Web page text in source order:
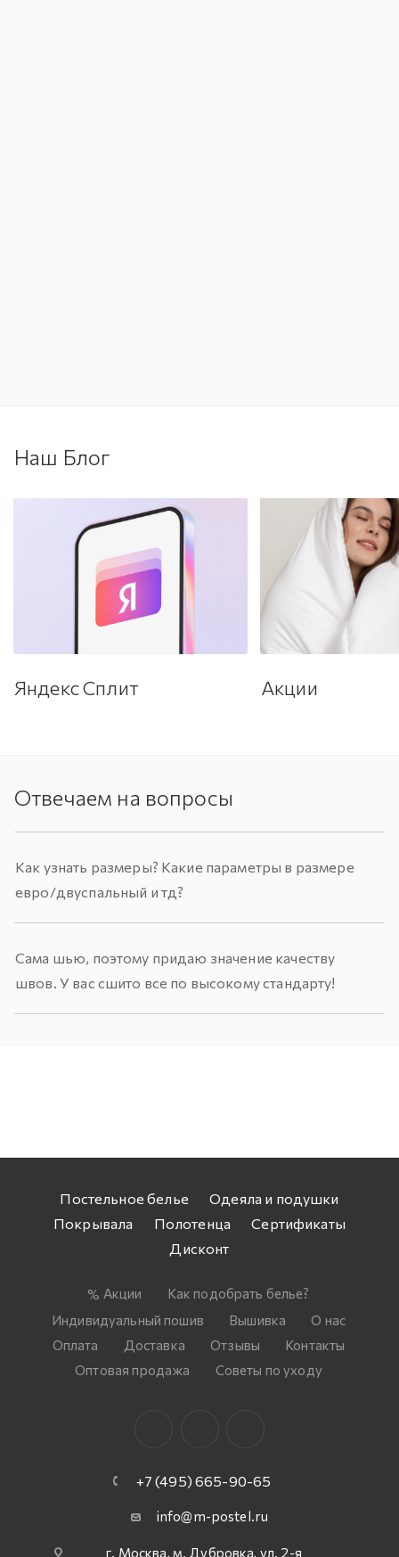
Наш Блог
Яндекс Сплит Акции
Отвечаем на вопросы
Как узнать размеры? Какие параметры в размере
евро/двуспальный и тд?
Сама шью, поэтому придаю значение качеству
швов. У вас сшито все по высокому стандарту!
Постельное белье
Одеяла и подушки
Покрывала
Полотенца
Сертификаты
Дисконт
Акции
Как подобрать белье?
Индивидуальный пошив
Вышивка
О нас
Оплата
Доставка Отзывы
Контакты
Оптовая продажа
Советы по уходу
+7 (495) 665-90-65
info@m-postel.ru
г. Москва, м. Дубровка, ул. 2-я